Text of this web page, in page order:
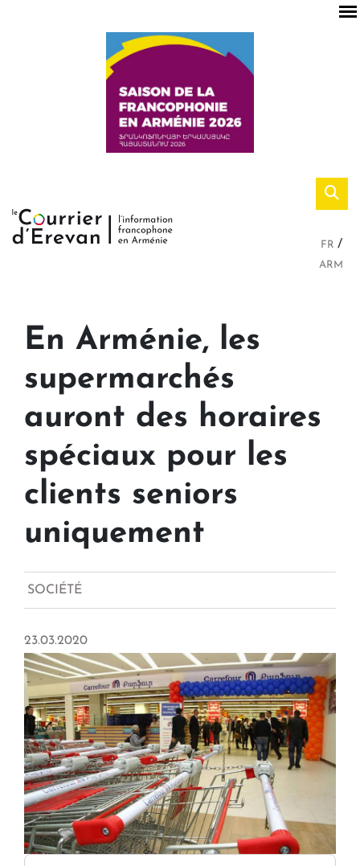
FR
ARM
En Arménie, les
supermarchés
auront des horaires
spéciaux pour les
clients seniors
uniquement
SOCIÉTÉ
23.03.2020